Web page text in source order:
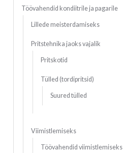
Töövahendid kondiitrile ja pagarile
Lillede meisterdamiseks
Pritstehnika jaoks vajalik
Pritskotid
Tülled (tordipritsid)
Suured tülled
Viimistlemiseks
Töövahendid viimistlemiseks